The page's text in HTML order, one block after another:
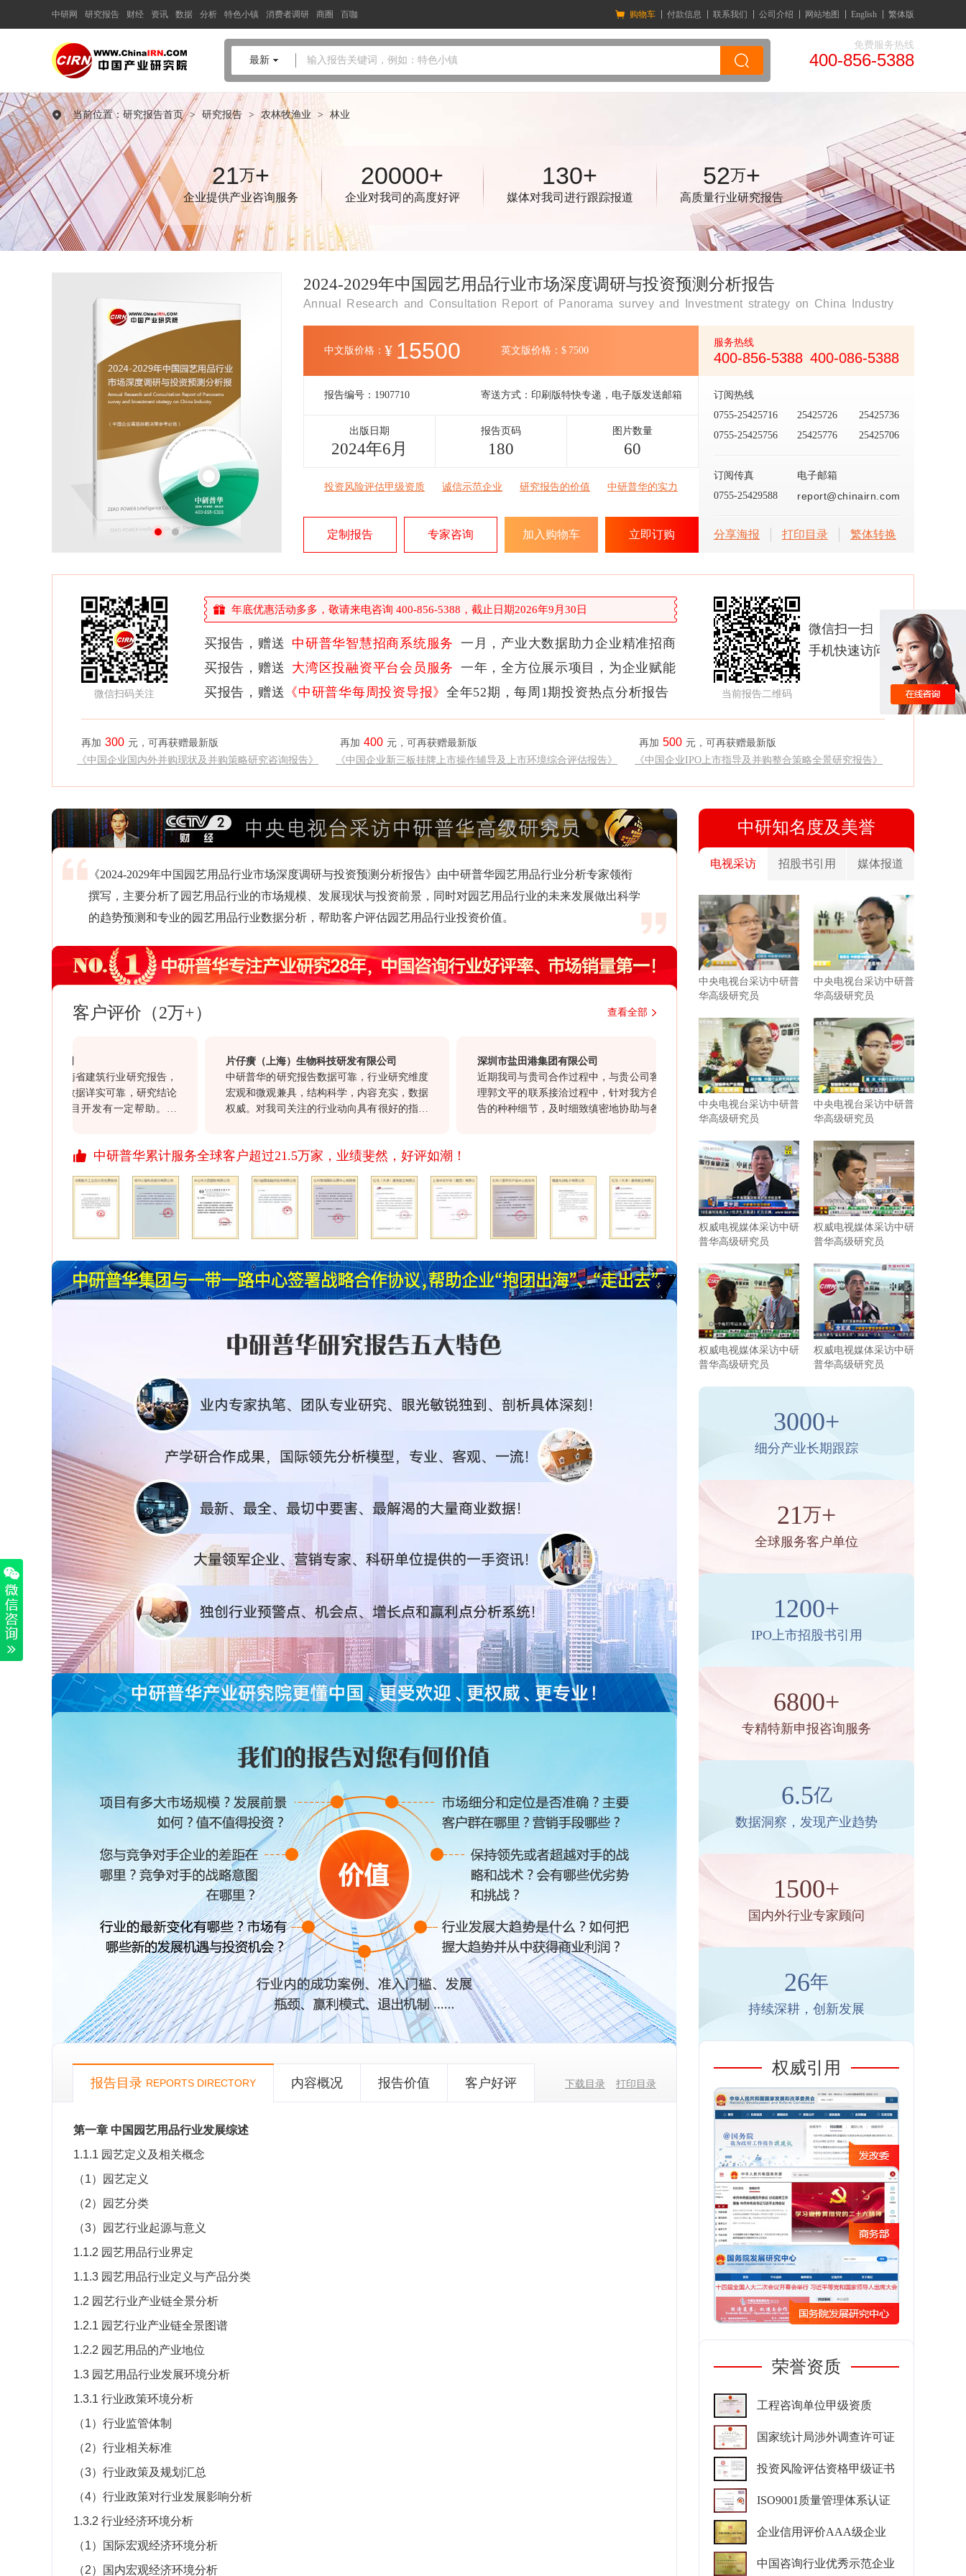
中研网 研究报告 财经 资讯 数据 分析 特色小镇 消费者调研 商圈 百咖 购物车 付款信息 联系我们 公司介绍 网站地图 English 繁体版
输入报告关键词，例如：特色小镇
最新
免费服务热线
400-856-5388
当前位置： 研究报告首页 > 研究报告 > 农林牧渔业 > 林业
21万+
企业提供产业咨询服务
20000+
企业对我司的高度好评
130+
媒体对我司进行跟踪报道
52万+
高质量行业研究报告
2024-2029年中国园艺用品行业市场深度调研与投资预测分析报告
Annual Research and Consultation Report of Panorama survey and Investment strategy on China Industry
中文版价格： ¥ 15500 英文版价格： $ 7500
报告编号： 1907710 寄送方式： 印刷版特快专递，电子版发送邮箱
出版日期
2024年6月
报告页码
180
图片数量
60
投资风险评估甲级资质 诚信示范企业 研究报告的价值 中研普华的实力
定制报告 专家咨询 加入购物车 立即订购
服务热线
400-856-5388 400-086-5388
订阅热线
0755-25425716
25425726
25425736
0755-25425756
25425776 25425706
订阅传真
0755-25429588
电子邮箱
report@chinairn.com
分享海报 打印目录 繁体转换
微信扫码关注
年底优惠活动多多，敬请来电咨询 400-856-5388，截止日期2026年9月30日
买报告，赠送 中研普华智慧招商系统服务 一月，产业大数据助力企业精准招商
买报告，赠送
大湾区投融资平台会员服务 一年，全方位展示项目，为企业赋能
买报告，赠送 《中研普华每周投资导报》 全年52期，每周1期投资热点分析报告
再加 300 元，可再获赠最新版
《中国企业国内外并购现状及并购策略研究咨询报告》
再加 400 元，可再获赠最新版
《中国企业新三板挂牌上市操作辅导及上市环境综合评估报告》
再加 500 元，可再获赠最新版
《中国企业IPO上市指导及并购整合策略全景研究报告》
当前报告二维码
微信扫一扫
手机快速访问
《2024-2029年中国园艺用品行业市场深度调研与投资预测分析报告》由中研普华园艺用品行业分析专家领衔
撰写，主要分析了园艺用品行业的市场规模、发展现状与投资前景，同时对园艺用品行业的未来发展做出科学
的趋势预测和专业的园艺用品行业数据分析，帮助客户评估园艺用品行业投资价值。
客户评价（2万+） 查看全部
购买的海南省建筑行业研究报告，
观全面，数据详实可靠，研究结论
我司的项目开发有一定帮助。另
片仔癀（上海）生物科技研发有限公司
中研普华的研究报告数据可靠，行业研究维度
宏观和微观兼具，结构科学，内容充实，数据
权威。对我司关注的行业动向具有很好的指导
行业报告质量均满意，祝愿贵司继续以前沿的
开拓更多、更丰富的资讯产品，与我们共同发
展、进步！
深圳市盐田港集团有限公司
近期我司与贵司合作过程中，与贵公司客户经
理郭文平的联系接洽过程中，针对我方合作报
告的种种细节，及时细致缜密地协助与各部门
作。
韩国大韩贸易投资振兴公社上海代表处
近几年，与中研普华持续不断地进行着行业研
究的紧密合作。贵司研究报告结构紧凑，内容
充实，数据参考力度强，为我司企业发展和战
略规划带来了实际性的帮助。相信有很多企业
需要你们这样的行业分析公司协助和支持。尤
其是贵司对于客户报告需求的延伸服务，为我
司提供了更多有针对性、宝贵的行业研判。希
望在以后的发展过程中继续保持紧密合作与共
同进步。
中研普华累计服务全球客户超过21.5万家，业绩斐然，好评如潮！
报告目录 REPORTS DIRECTORY 内容概况 报告价值 客户好评 下载目录 打印目录
第一章 中国园艺用品行业发展综述
1.1.1 园艺定义及相关概念
（1）园艺定义
（2）园艺分类
（3）园艺行业起源与意义
1.1.2 园艺用品行业界定
1.1.3 园艺用品行业定义与产品分类
1.2 园艺行业产业链全景分析
1.2.1 园艺行业产业链全景图谱
1.2.2 园艺用品的产业地位
1.3 园艺用品行业发展环境分析
1.3.1 行业政策环境分析
（1）行业监管体制
（2）行业相关标准
（3）行业政策及规划汇总
（4）行业政策对行业发展影响分析
1.3.2 行业经济环境分析
（1）国际宏观经济环境分析
（2）国内宏观经济环境分析
中研知名度及美誉
电视采访 招股书引用 媒体报道
中央电视台采访中研普
华高级研究员
中央电视台采访中研普
华高级研究员
中央电视台采访中研普
华高级研究员
中央电视台采访中研普
华高级研究员
权威电视媒体采访中研
普华高级研究员
权威电视媒体采访中研
普华高级研究员
权威电视媒体采访中研
普华高级研究员
权威电视媒体采访中研
普华高级研究员
3000+
细分产业长期跟踪
21万+
全球服务客户单位
1200+
IPO上市招股书引用
6800+
专精特新申报咨询服务
6.5亿
数据洞察，发现产业趋势
1500+
国内外行业专家顾问
26年
持续深耕，创新发展
权威引用
荣誉资质
工程咨询单位甲级资质
国家统计局涉外调查许可证
投资风险评估资格甲级证书
ISO9001质量管理体系认证
企业信用评价AAA级企业
中国咨询行业优秀示范企业
中国产业咨询领导者
2024-2029年中国园艺用品行
业市场深度调研与投资预测分
析报告
品质保障，一年免费更新维护
报告编号：1907710
出版日期：2024年6月
《2024-2029年中国园艺用品行业市场深度调研与投资预测分析报
告》由中研普华园艺用品行业分析专家领衔撰写，主要分析了园
艺用品行业的市场规模、发展现状与投资前景，同时对园艺用品
26年研究经验，深度洞察行业驱动力
多元化、高学历的实战型精英团队
微信扫一扫，立即订购报告